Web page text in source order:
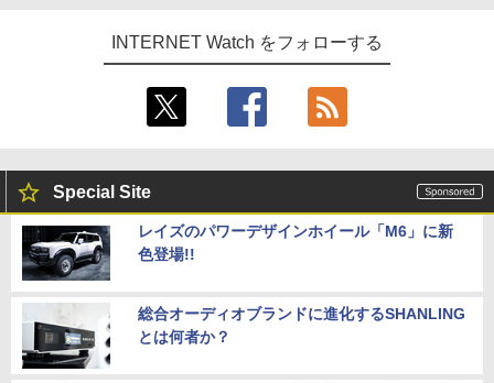
INTERNET Watch をフォローする
Special Site
レイズのパワーデザインホイール「M6」に新
色登場!!
総合オーディオブランドに進化するSHANLING
とは何者か？